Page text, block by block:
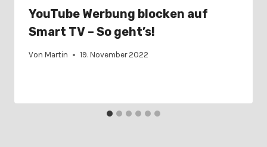
YouTube Werbung blocken auf
Smart TV – So geht’s!
Von Martin 19. November 2022